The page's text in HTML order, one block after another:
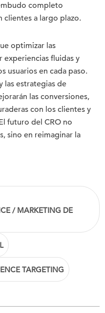
completo
clientes a largo plazo.
optimizar las
experiencias fluidas y
usuarios en cada paso.
las estrategias de
las conversiones,
con los clientes y
futuro del CRO no
sino en reimaginar la
/ MARKETING DE
TARGETING